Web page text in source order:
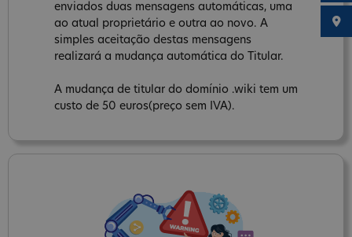
enviados duas mensagens automáticas, uma
ao atual proprietário e outra ao novo. A
simples aceitação destas mensagens
realizará a mudança automática do Titular.
A mudança de titular do domínio .wiki tem um
custo de 50 euros(preço sem IVA).